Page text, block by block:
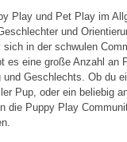
Play und Pet Play im
und
in der schwulen
es eine große Anzahl an
und Geschlechts. Ob du
Pup, oder ein beliebig
die Puppy Play